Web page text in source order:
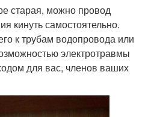
старая, можно провод
кинуть самостоятельно.
к трубам водопровода или
электротравмы
для вас, членов ваших